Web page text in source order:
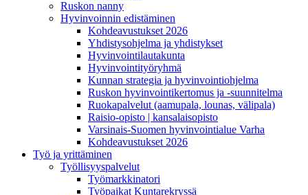
Ruskon nanny
Hyvinvoinnin edistäminen
Kohdeavustukset 2026
Yhdistysohjelma ja yhdistykset
Hyvinvointilautakunta
Hyvinvointityöryhmä
Kunnan strategia ja hyvinvointiohjelma
Ruskon hyvinvointikertomus ja -suunnitelma
Ruokapalvelut (aamupala, lounas, välipala)
Raisio-opisto | kansalaisopisto
Varsinais-Suomen hyvinvointialue Varha
Kohdeavustukset 2026
Työ ja yrittäminen
Työllisyyspalvelut
Työmarkkinatori
Työpaikat Kuntarekryssä